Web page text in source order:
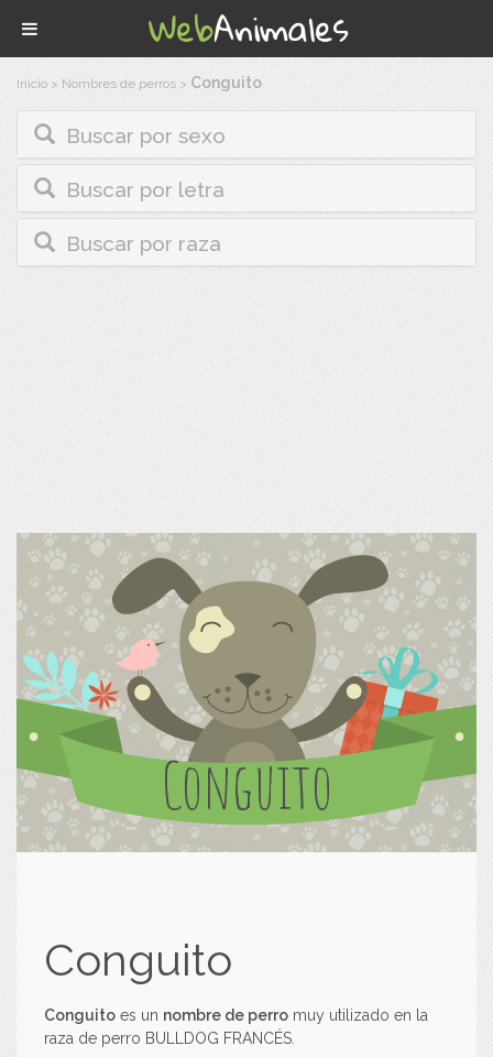
Inicio > Nombres de perros > Conguito
Buscar por sexo
Buscar por letra
Buscar por raza
Conguito
Conguito
Conguito es un nombre de perro muy utilizado en la
raza de perro BULLDOG FRANCÉS.